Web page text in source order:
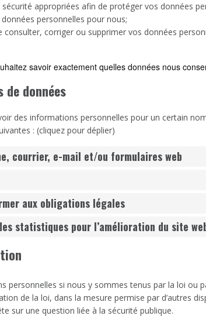
appropriées afin de protéger vos données
personnelles pour nous;
corriger ou supprimer vos données
savoir exactement quelles données nous
données
des informations personnelles pour un certain
: (cliquez pour déplier)
courrier, e-mail et/ou formulaires web
aux obligations légales
statistiques pour l’amélioration du site
personnelles si nous y sommes tenus par la loi ou
de la loi, dans la mesure permise par d’autres
sur une question liée à la sécurité publique.